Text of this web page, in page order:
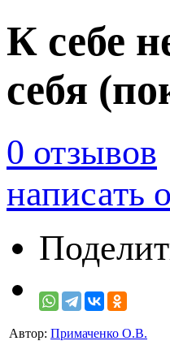
К себе
себя
0 отзывов
написать
Автор: Примаченко О.В.